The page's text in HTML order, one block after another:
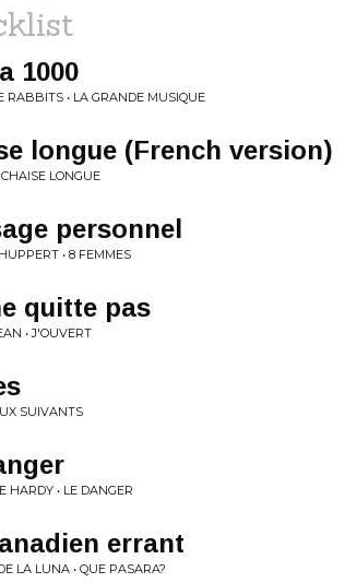
1000
RABBITS • LA GRANDE MUSIQUE
longue (French version)
LONGUE
personnel
• 8 FEMMES
quitte pas
• J'OUVERT
SUIVANTS
HARDY • LE DANGER
errant
LA LUNA • QUE PASARA?